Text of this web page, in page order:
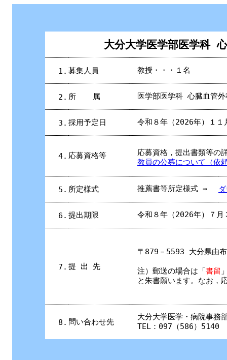
大分大学医学部医学科
1. 募集人員 教授・・・１名
2. 所 属 医学部医学科 心臓血管外
3. 採用予定日 令和８年（2026年）１１
4. 応募資格等
応募資格，提出書類等の
教員の公募について（依
5. 所定様式 推薦書等所定様式 ⇒
6. 提出期限 令和８年（2026年）７月
7. 提 出 先
〒879－5593 大分県由
注）郵送の場合は 「書留
と朱書願います。なお，
8. 問い合わせ先
大分大学医学・病院事務
TEL：097（586）